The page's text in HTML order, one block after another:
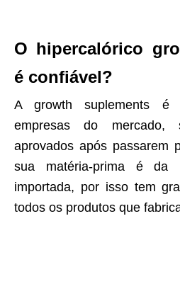
O hipercalórico
é confiável?
A growth suplements é
empresas do mercado,
aprovados após passarem
sua matéria-prima é da
importada, por isso tem
todos os produtos que